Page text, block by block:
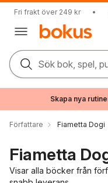
Fri frakt över 249 kr •
Sök bok, spel,
Skapa nya
Författare Fiametta Dogi
Fiametta
Visar alla böcker från